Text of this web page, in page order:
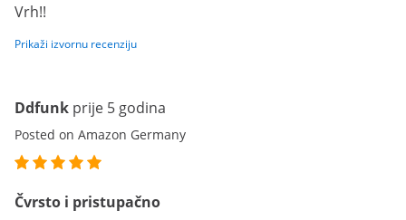
Vrh!!
Prikaži izvornu recenziju
Ddfunk prije 5 godina
Posted on Amazon Germany
Čvrsto i pristupačno